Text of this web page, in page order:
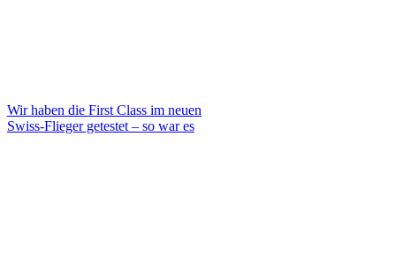
Wir haben die First Class im neuen
Swiss-Flieger getestet – so war es